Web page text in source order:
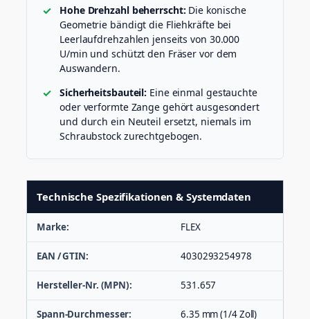
Hohe Drehzahl beherrscht: Die konische
Geometrie bändigt die Fliehkräfte bei
Leerlaufdrehzahlen jenseits von 30.000
U/min und schützt den Fräser vor dem
Auswandern.
Sicherheitsbauteil: Eine einmal gestauchte
oder verformte Zange gehört ausgesondert
und durch ein Neuteil ersetzt, niemals im
Schraubstock zurechtgebogen.
Technische Spezifikationen & Systemdaten
Marke: FLEX
EAN / GTIN: 4030293254978
Hersteller-Nr. (MPN): 531.657
Spann-Durchmesser: 6.35 mm (1/4 Zoll)